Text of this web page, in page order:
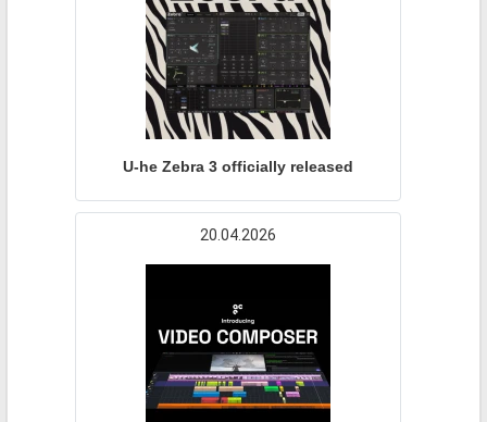
U-he Zebra 3 officially released
20.04.2026